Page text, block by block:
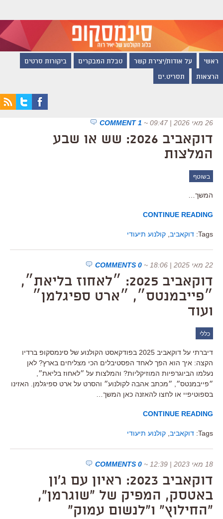
ראשי על אודות/יצירת קשר טבלת המבקרים ביקורות סרטים
הרצאות תסריט.ים
26 מאי 2026 | 09:47 ~
1 COMMENT
דוקאביב 2026: שש או שבע
המלצות
בשוטף
המשך…
CONTINUE READING
Tags: דוקאביב קולנוע תיעודי
22 מאי 2025 | 18:06 ~
0 COMMENTS
דוקאביב 2025: ״לאחוז בליאת״,
״פייבמנטס״, ״ארט ספיגלמן״
ועוד
כללי
דיברתי על דוקאביב 2025 בפודקאסט הקולנוע של סינמסקופ ברדיו
הקצה: איך הוא הפך לאחד הפסטיבלים הכי מצליחים בארץ? לאן
נעלמו הביוגרפיות המוזיקליות? והמלצות על ״לאחוז בליאת״,
״פייבמנטס״, ״מכתב אהבה לקולנוע״ והסרט על ארט ספיגלמן. האזינו
בספוטיפיי או לחצו להאזנה כאן המשך…
CONTINUE READING
Tags: דוקאביב קולנוע תיעודי
18 מאי 2023 | 12:39 ~
0 COMMENTS
דוקאביב 2023: ראיון עם ג'ון
באטסק, המפיק של "שוגרמן",
"החילוץ" ו"לנשום עמוק"